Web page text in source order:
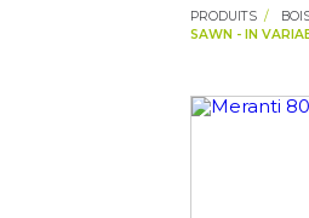
PRODUITS
SAWN - IN